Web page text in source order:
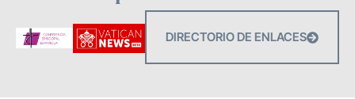
DIRECTORIO DE ENLACES